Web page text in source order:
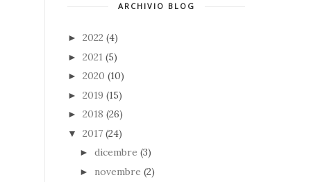
ARCHIVIO BLOG
► 2022 (4)
► 2021 (5)
► 2020 (10)
► 2019 (15)
► 2018 (26)
▼ 2017 (24)
► dicembre (3)
► novembre (2)